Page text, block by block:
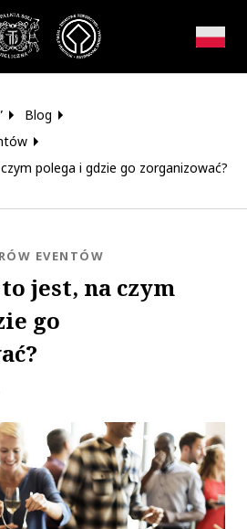
Zamknij okno
Blog
polega i gdzie go zorganizować?
jest, na czym
go
EVENTÓW
2021-09-03 14:09:30